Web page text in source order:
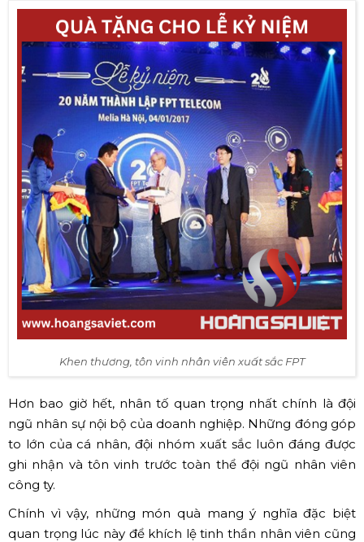
Khen thương, tôn vinh nhân viên xuất sắc FPT
Hơn bao giờ hết, nhân tố quan trọng nhất chính là đội
ngũ nhân sự nội bộ của doanh nghiệp. Những đóng góp
to lớn của cá nhân, đội nhóm xuất sắc luôn đáng được
ghi nhận và tôn vinh trước toàn thể đội ngũ nhân viên
công ty.
Chính vì vậy, những món quà mang ý nghĩa đặc biệt
quan trọng lúc này để khích lệ tinh thần nhân viên cũng